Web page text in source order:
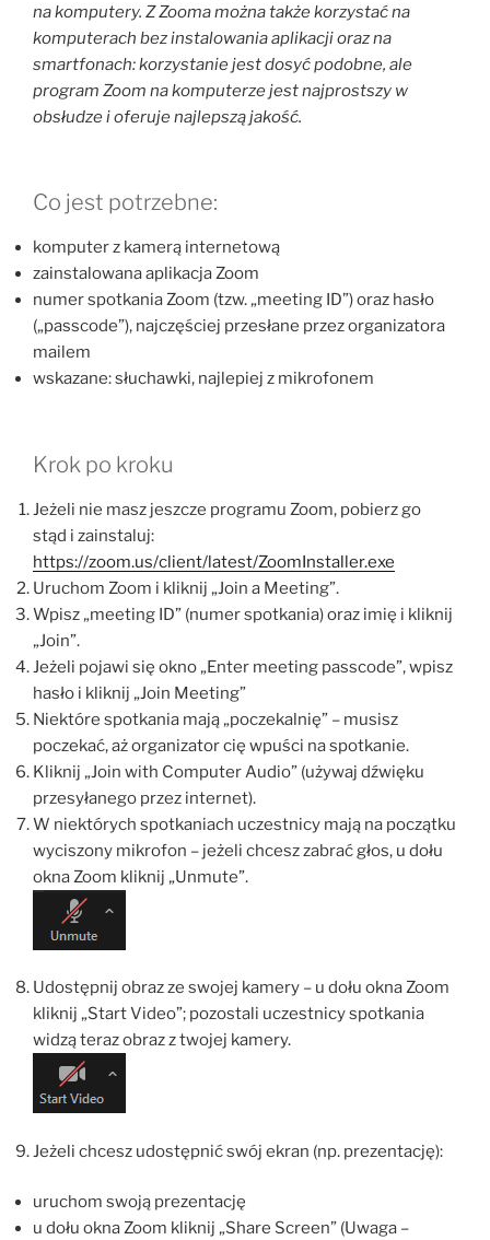
na komputery. Z Zooma można także korzystać na
komputerach bez instalowania aplikacji oraz na
smartfonach: korzystanie jest dosyć podobne, ale
program Zoom na komputerze jest najprostszy w
obsłudze i oferuje najlepszą jakość.
Co jest potrzebne:
komputer z kamerą internetową
zainstalowana aplikacja Zoom
numer spotkania Zoom (tzw. „meeting ID”) oraz hasło
(„passcode”), najczęściej przesłane przez organizatora
mailem
wskazane: słuchawki, najlepiej z mikrofonem
Krok po kroku
Jeżeli nie masz jeszcze programu Zoom, pobierz go
stąd i zainstaluj:
https://zoom.us/client/latest/ZoomInstaller.exe
Uruchom Zoom i kliknij „Join a Meeting”.
Wpisz „meeting ID” (numer spotkania) oraz imię i kliknij
„Join”.
Jeżeli pojawi się okno „Enter meeting passcode”, wpisz
hasło i kliknij „Join Meeting”
Niektóre spotkania mają „poczekalnię” – musisz
poczekać, aż organizator cię wpuści na spotkanie.
Kliknij „Join with Computer Audio” (używaj dźwięku
przesyłanego przez internet).
W niektórych spotkaniach uczestnicy mają na początku
wyciszony mikrofon – jeżeli chcesz zabrać głos, u dołu
okna Zoom kliknij „Unmute”.
Udostępnij obraz ze swojej kamery – u dołu okna Zoom
kliknij „Start Video”; pozostali uczestnicy spotkania
widzą teraz obraz z twojej kamery.
Jeżeli chcesz udostępnić swój ekran (np. prezentację):
uruchom swoją prezentację
u dołu okna Zoom kliknij „Share Screen” (Uwaga –